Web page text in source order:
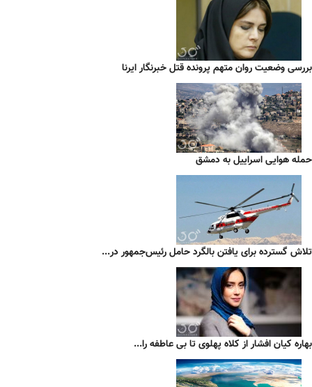
بررسی وضعیت روان متهم پرونده قتل خبرنگار ایرنا
حمله هوایی اسراییل به دمشق
تلاش گسترده برای یافتن بالگرد حامل رئیس‌جمهور در...
بهاره کیان افشار از کلاه پهلوی تا بی عاطفه را...